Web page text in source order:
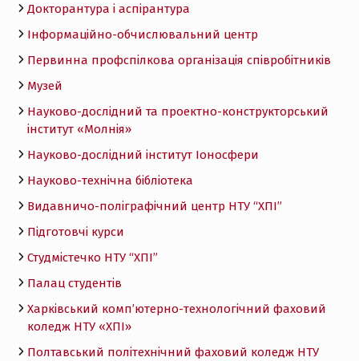
Докторантура і аспірантура
Інформаційно-обчислювальний центр
Первинна профспілкова організація співробітників
Музей
Науково-дослідний та проектно-конструкторський
інститут «Молнія»
Науково-дослідний інститут Іоносфери
Науково-технічна бібліотека
Видавничо-поліграфічний центр НТУ “ХПІ”
Підготовчі курси
Студмістечко НТУ “ХПІ”
Палац студентів
Харківський комп’ютерно-технологічний фаховий
коледж НТУ «ХПI»
Полтавський політехнічний фаховий коледж НТУ